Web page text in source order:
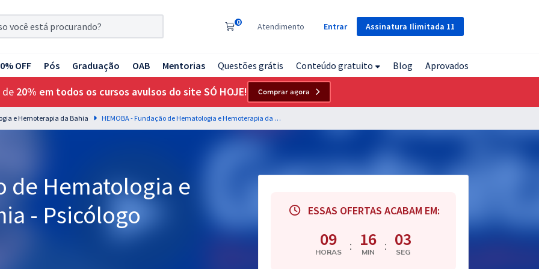
Assinatura Ilimitada 11
0 Atendimento Entrar
OFF Pós Graduação OAB Mentorias Questões grátis Conteúdo gratuito Blog Aprovados
de 20% em todos os cursos avulsos do site SÓ HOJE! Comprar agora
e Hemoterapia da Bahia HEMOBA - Fundação de Hematologia e Hemoterapia da Bahia - Psicólogo
de Hematologia e
- Psicólogo
ESSAS OFERTAS ACABAM EM:
09
HORAS : 16
MIN : 02
SEG